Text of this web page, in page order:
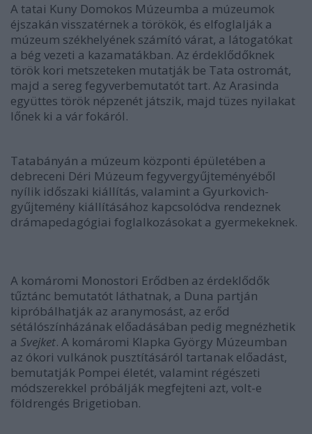
A tatai Kuny Domokos Múzeumba a múzeumok
éjszakán visszatérnek a törökök, és elfoglalják a
múzeum székhelyének számító várat, a látogatókat
a bég vezeti a kazamatákban. Az érdeklődőknek
török kori metszeteken mutatják be Tata ostromát,
majd a sereg fegyverbemutatót tart. Az Arasinda
együttes török népzenét játszik, majd tüzes nyilakat
lőnek ki a vár fokáról.
Tatabányán a múzeum központi épületében a
debreceni Déri Múzeum fegyvergyűjteményéből
nyílik időszaki kiállítás, valamint a Gyurkovich-
gyűjtemény kiállításához kapcsolódva rendeznek
drámapedagógiai foglalkozásokat a gyermekeknek.
A komáromi Monostori Erődben az érdeklődők
tűztánc bemutatót láthatnak, a Duna partján
kipróbálhatják az aranymosást, az erőd
sétálószínházának előadásában pedig megnézhetik
a Svejket. A komáromi Klapka György Múzeumban
az ókori vulkánok pusztításáról tartanak előadást,
bemutatják Pompei életét, valamint régészeti
módszerekkel próbálják megfejteni azt, volt-e
földrengés Brigetioban.